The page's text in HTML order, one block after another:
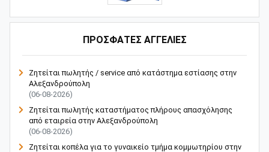
ΠΡΟΣΦΑΤΕΣ ΑΓΓΕΛΙΕΣ
Ζητείται πωλητής / service από κατάστημα εστίασης στην
Αλεξανδρούπολη
(06-08-2026)
Ζητείται πωλητής καταστήματος πλήρους απασχόλησης
από εταιρεία στην Αλεξανδρούπολη
(06-08-2026)
Ζητείται κοπέλα για το γυναικείο τμήμα κομμωτηρίου στην